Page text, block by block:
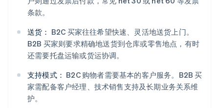
条款。
送货： B2C 买家往往希望快速、灵活地送货上门。
B2B 买家则要求精确地送货到仓库或零售地点，有时
还需要托盘运输或货运协调。
支持模式： B2C 购物者需要基本的客户服务。B2B 买
家需配备客户经理、技术销售支持及长期业务关系维
护。